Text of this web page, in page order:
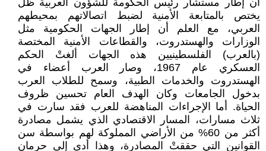
أن إطار مستشار رئيس الحكومة للشؤون العربية ظلَّ
يختص بالمتابعة الأمنية لضبط اتصالاتهم بمحيطهم
العربي، مع العلم أن إطار الجهات الحكومية مثل
الوزارات والهستدروت، والقطاعات الأمنية المختصة
(بالعرب) الفلسطينيين هذه الجهات ألغتْ الحكم
العسكري عام 1967، وصار العرب أعضاء في
الهستدروت والخدمات الطبية، وسمح للطلاب العرب
بدخول الجامعات وكان الهدف العام تحسين ظروف
الحياة. أما الإجراءات المناهضة للعرب فقد سارت في
ثلاث مسارات، المسار الاقتصادي الذي يشمل مصادرة
أكثر من 60% من الأراضي المملوكة لهم بواسطة سن
القوانين التي حققتْ المصادرة، وهذا أدى إلى حرمان